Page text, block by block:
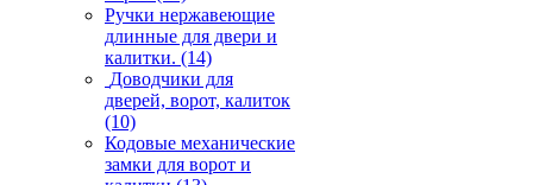
Ручки нержавеющие
длинные для двери и
калитки. (14)
Доводчики для
дверей, ворот, калиток
(10)
Кодовые механические
замки для ворот и